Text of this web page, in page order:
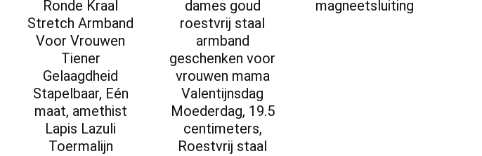
Ronde Kraal
Stretch Armband
Voor Vrouwen
Tiener
Gelaagdheid
Stapelbaar, Eén
maat, amethist
Lapis Lazuli
Toermalijn
dames goud
roestvrij staal
armband
geschenken voor
vrouwen mama
Valentijnsdag
Moederdag, 19.5
centimeters,
Roestvrij staal
magneetsluiting